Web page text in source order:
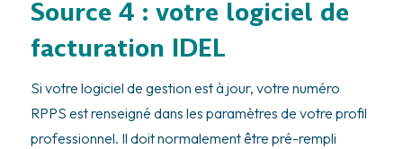
Source 4 : votre logiciel de
facturation IDEL
Si votre logiciel de gestion est à jour, votre numéro
RPPS est renseigné dans les paramètres de votre profil
professionnel. Il doit normalement être pré-rempli